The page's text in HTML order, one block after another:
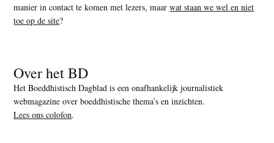
manier in contact te komen met lezers, maarwat staan we wel en niet
toe op de site?
Over het BD
Het Boeddhistisch Dagblad is een onafhankelijk journalistiek
webmagazine over boeddhistische thema’s en inzichten.
Lees ons colofon.